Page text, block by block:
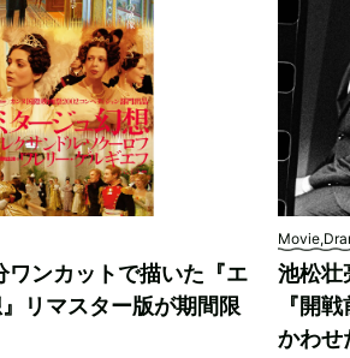
ンカットで描いた『エ
リマスター版が期間限
池松壮
『開
かわせ